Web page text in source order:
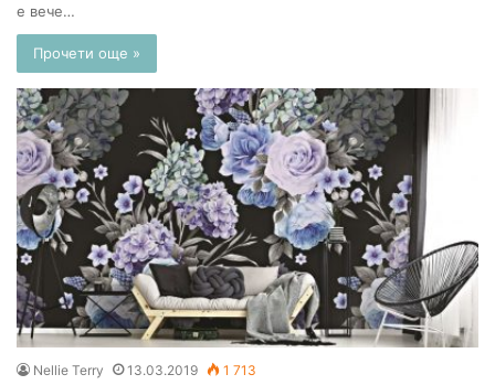
е вече…
Прочети още »
Nellie Terry 13.03.2019 1 713